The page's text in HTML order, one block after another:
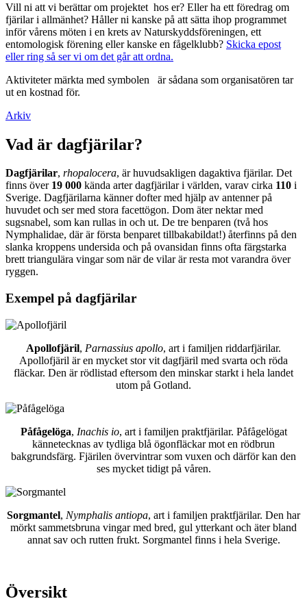
Vill ni att vi berättar om projektet hos er? Eller ha ett föredrag om
fjärilar i allmänhet? Håller ni kanske på att sätta ihop programmet
inför vårens möten i en krets av Naturskyddsföreningen, ett
entomologisk förening eller kanske en fågelklubb? Skicka epost
eller ring så ser vi om det går att ordna.
Aktiviteter märkta med symbolen
är sådana som organisatören tar
ut en kostnad för.
Arkiv
Vad är dagfjärilar?
Dagfjärilar, rhopalocera, är huvudsakligen dagaktiva fjärilar. Det
finns över 19 000 kända arter dagfjärilar i världen, varav cirka 110 i
Sverige. Dagfjärilarna känner dofter med hjälp av antenner på
huvudet och ser med stora facettögon. Dom äter nektar med
sugsnabel, som kan rullas in och ut. De tre benparen (två hos
Nymphalidae, där är första benparet tillbakabildat!) återfinns på den
slanka kroppens undersida och på ovansidan finns ofta färgstarka
brett triangulära vingar som när de vilar är resta mot varandra över
ryggen.
Exempel på dagfjärilar
Apollofjäril, Parnassius apollo, art i familjen riddarfjärilar.
Apollofjäril är en mycket stor vit dagfjäril med svarta och röda
fläckar. Den är rödlistad eftersom den minskar starkt i hela landet
utom på Gotland.
Påfågelöga, Inachis io, art i familjen praktfjärilar. Påfågelögat
kännetecknas av tydliga blå ögonfläckar mot en rödbrun
bakgrundsfärg. Fjärilen övervintrar som vuxen och därför kan den
ses mycket tidigt på våren.
Sorgmantel, Nymphalis antiopa, art i familjen praktfjärilar. Den har
mörkt sammetsbruna vingar med bred, gul ytterkant och äter bland
annat sav och rutten frukt. Sorgmantel finns i hela Sverige.
Översikt